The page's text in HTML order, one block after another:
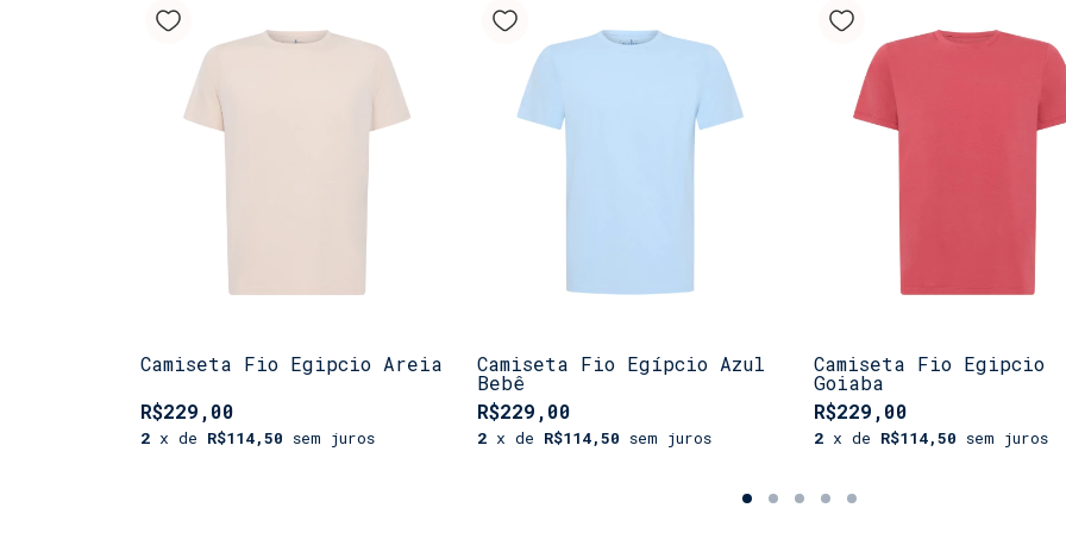
Nossa
entre
elegante, ela
estilos e
adicione
mala de
Camiseta Fio Egipcio Areia
R$229,00
2 x de R$114,50 sem juros
Camiseta Fio Egípcio Azul
Bebê
R$229,00
2 x de R$114,50 sem juros
Camiseta Fio Egipcio
Goiaba
R$229,00
2 x de R$114,50 sem juros